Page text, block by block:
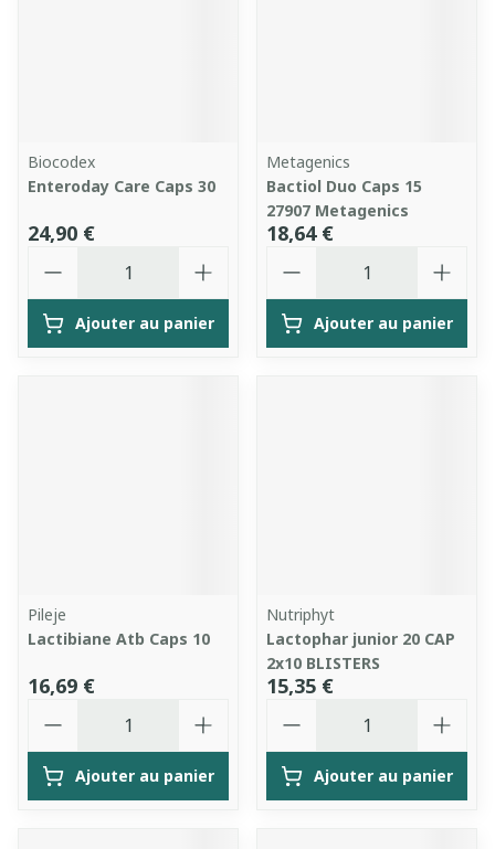
Biocodex
Enteroday Care Caps 30
24,90 €
Ajouter au panier
Metagenics
Bactiol Duo Caps 15
27907 Metagenics
18,64 €
Ajouter au panier
Pileje
Lactibiane Atb Caps 10
16,69 €
Ajouter au panier
Nutriphyt
Lactophar junior 20 CAP
2x10 BLISTERS
15,35 €
Ajouter au panier